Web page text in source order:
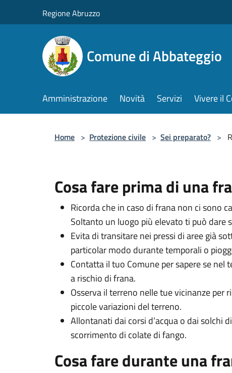
Regione Abruzzo
Comune di Abbateggio
Amministrazione Novità Servizi Vivere il
Home > Protezione civile > Sei preparato? >
Cosa fare prima di una
Ricorda che in caso di frana non ci sono
Soltanto un luogo più elevato ti può dare
Evita di transitare nei pressi di aree già
particolar modo durante temporali o
Contatta il tuo Comune per sapere se
a rischio di frana.
Osserva il terreno nelle tue vicinanze per
piccole variazioni del terreno.
Allontanati dai corsi d’acqua o dai solchi
scorrimento di colate di fango.
Cosa fare durante una